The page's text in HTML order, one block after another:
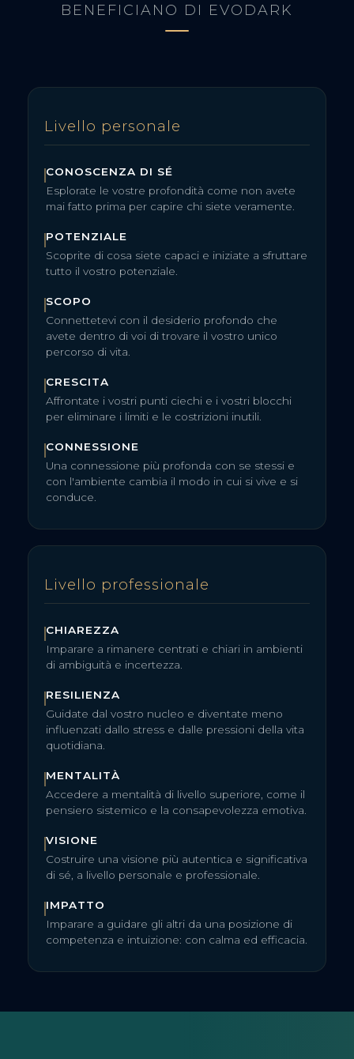
BENEFICIANO DI EVODARK
Livello personale
CONOSCENZA DI SÉ
Esplorate le vostre profondità come non avete
mai fatto prima per capire chi siete veramente.
POTENZIALE
Scoprite di cosa siete capaci e iniziate a sfruttare
tutto il vostro potenziale.
SCOPO
Connettetevi con il desiderio profondo che
avete dentro di voi di trovare il vostro unico
percorso di vita.
CRESCITA
Affrontate i vostri punti ciechi e i vostri blocchi
per eliminare i limiti e le costrizioni inutili.
CONNESSIONE
Una connessione più profonda con se stessi e
con l'ambiente cambia il modo in cui si vive e si
conduce.
Livello professionale
CHIAREZZA
Imparare a rimanere centrati e chiari in ambienti
di ambiguità e incertezza.
RESILIENZA
Guidate dal vostro nucleo e diventate meno
influenzati dallo stress e dalle pressioni della vita
quotidiana.
MENTALITÀ
Accedere a mentalità di livello superiore, come il
pensiero sistemico e la consapevolezza emotiva.
VISIONE
Costruire una visione più autentica e significativa
di sé, a livello personale e professionale.
IMPATTO
Imparare a guidare gli altri da una posizione di
competenza e intuizione: con calma ed efficacia.